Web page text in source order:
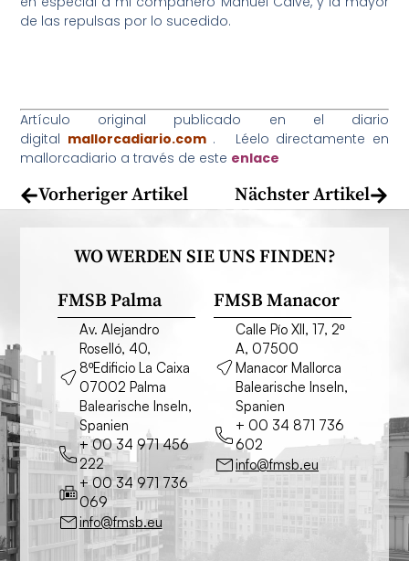
de las repulsas por lo sucedido.
Artículo original publicado en el diario
digital mallorcadiario.com. Léelo directamente en
mallorcadiario a través de este enlace
Vorheriger Artikel Nächster Artikel
WO WERDEN SIE UNS FINDEN?
FMSB Palma
Av. Alejandro
Roselló, 40,
8ºEdificio La Caixa
07002 Palma
Balearische Inseln,
Spanien
+ 00 34 971 456
222
+ 00 34 971 736
069
info@fmsb.eu
FMSB Manacor
Calle Pío XII, 17, 2º
A, 07500
Manacor Mallorca
Balearische Inseln,
Spanien
+ 00 34 871 736
602
info@fmsb.eu